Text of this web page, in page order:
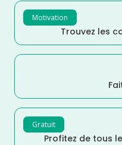
Motivation
Trouvez les
Gratuit
Profitez de tous